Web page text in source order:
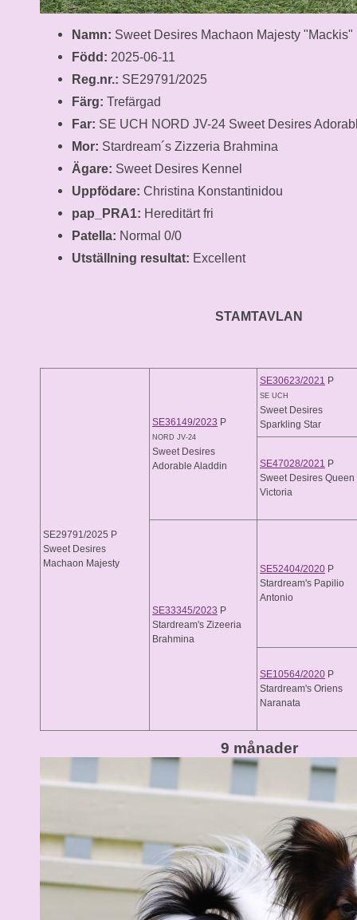
Namn: Sweet Desires Machaon Majesty "Mackis"
Född: 2025-06-11
Reg.nr.: SE29791/2025
Färg: Trefärgad
Far: SE UCH NORD JV-24 Sweet Desires
Mor: Stardream´s Zizzeria Brahmina
Ägare: Sweet Desires Kennel
Uppfödare: Christina Konstantinidou
pap_PRA1: Hereditärt fri
Patella: Normal 0/0
Utställning resultat: Excellent
STAMTAVLAN
SE29791/2025 P
Sweet Desires
Machaon Majesty
SE36149/2023 P
NORD JV-24
Sweet Desires
Adorable Aladdin
SE30623/2021 P
SE UCH
Sweet Desires
Sparkling Star
SE47028/2021 P
Sweet Desires Queen
Victoria
SE33345/2023 P
Stardream's Zizeeria
Brahmina
SE52404/2020 P
Stardream's Papilio
Antonio
SE10564/2020 P
Stardream's Oriens
Naranata
9 månader